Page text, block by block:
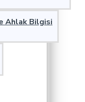
Ahlak Bilgisi